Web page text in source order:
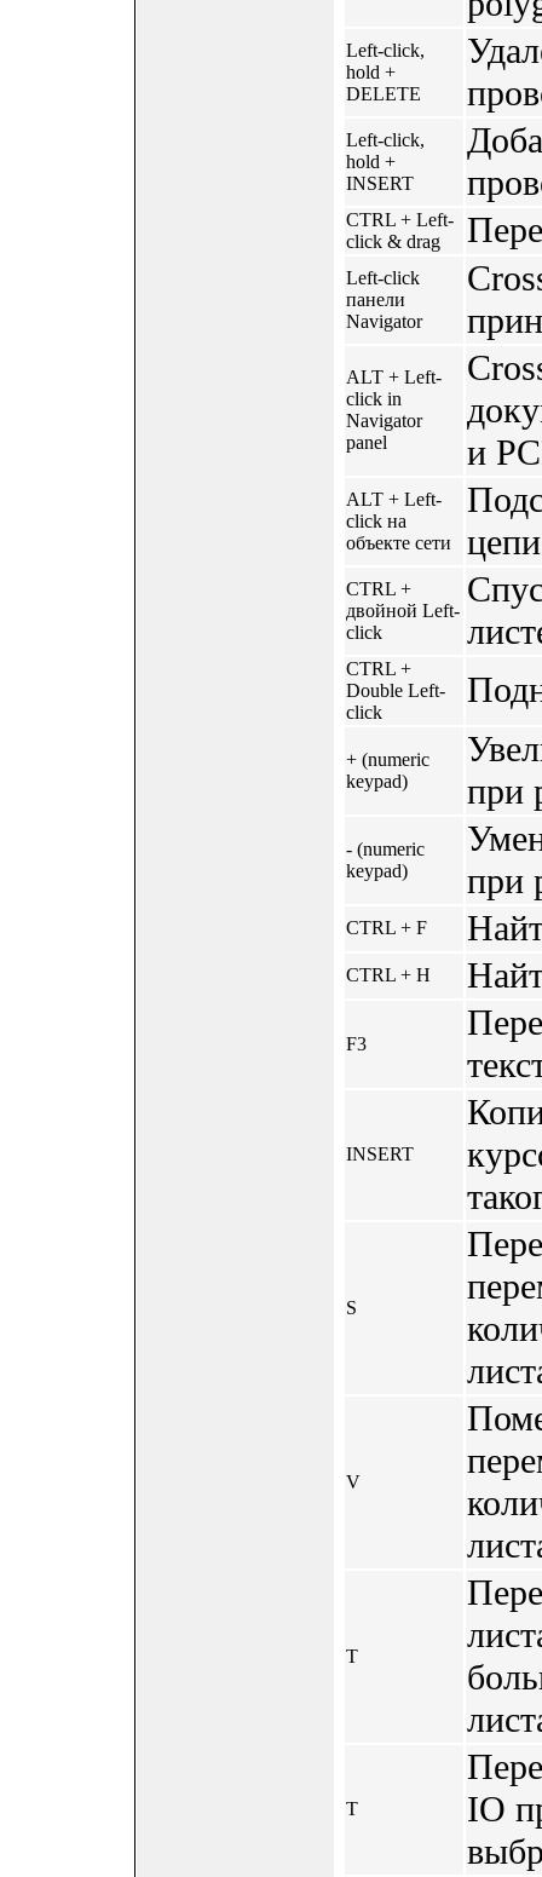
Left-click,
hold +
DELETE
Left-click,
hold +
INSERT
CTRL + Left-
click & drag
Left-click
панели
Navigator
ALT + Left-
click in
Navigator
panel
и
ALT + Left-
click на
объекте сети
CTRL +
двойной Left-
click
CTRL +
Double Left-
click
+ (numeric
keypad)
при
- (numeric
keypad)
при
CTRL + F
CTRL + H
F3
INSERT
S
V
T
T
IO